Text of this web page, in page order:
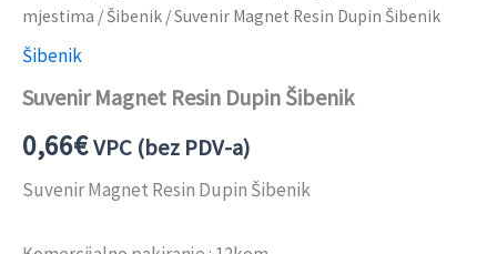
mjestima / Šibenik / Suvenir Magnet Resin Dupin Šibenik
Šibenik
Suvenir Magnet Resin Dupin Šibenik
0,66€VPC (bez PDV-a)
Suvenir Magnet Resin Dupin Šibenik